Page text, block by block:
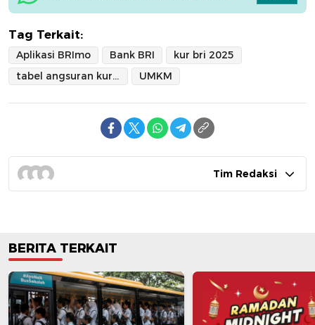
Tag Terkait:
Aplikasi BRImo Bank BRI
kur bri 2025
tabel angsuran kur bri 2025
UMKM
Tim Redaksi
BERITA TERKAIT